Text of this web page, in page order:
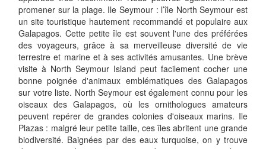
promener sur la plage. Ile Seymour : l’île North Seymour est
un site touristique hautement recommandé et populaire aux
Galapagos. Cette petite île est souvent l'une des préférées
des voyageurs, grâce à sa merveilleuse diversité de vie
terrestre et marine et à ses activités amusantes. Une brève
visite à North Seymour Island peut facilement cocher une
bonne poignée d'animaux emblématiques des Galapagos
sur votre liste. North Seymour est également connu pour les
oiseaux des Galapagos, où les ornithologues amateurs
peuvent repérer de grandes colonies d'oiseaux marins. Ile
Plazas : malgré leur petite taille, ces îles abritent une grande
biodiversité. Baignées par des eaux turquoise, on y trouve